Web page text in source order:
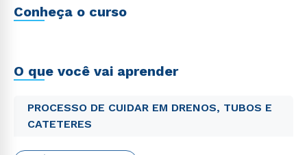
Conheça o curso
O que você vai aprender
PROCESSO DE CUIDAR EM DRENOS, TUBOS E
CATETERES